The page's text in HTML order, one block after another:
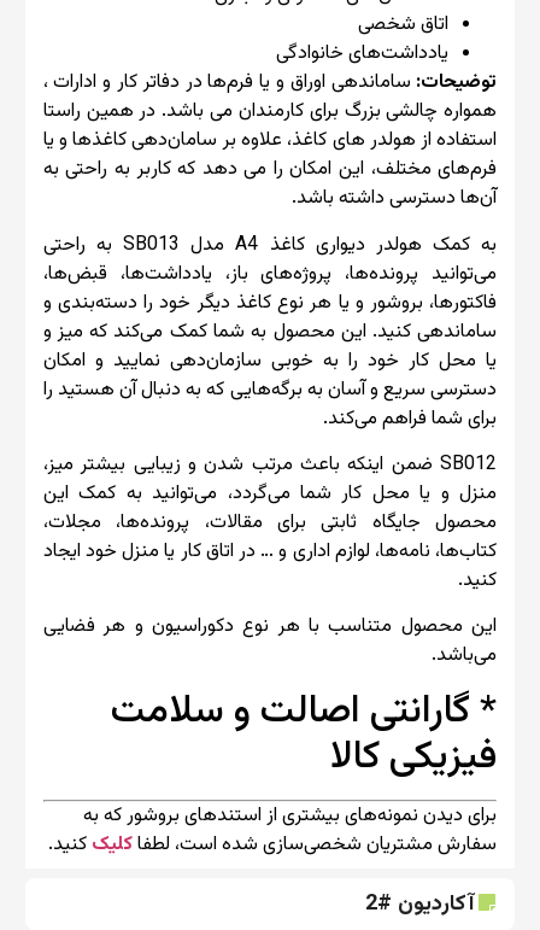
اتاق شخصی
یادداشت‌های خانوادگی
توضیحات: ساماندهی اوراق و یا فرم‌ها در دفاتر کار و ادارات ،
همواره چالشی بزرگ برای کارمندان می باشد. در همین راستا
استفاده از هولدر های کاغذ، علاوه بر سامان‌دهی کاغذ‌ها و یا
فرم‌های مختلف، این امکان را می دهد که کاربر به راحتی به
آن‌ها دسترسی داشته باشد.
به کمک هولدر دیواری کاغذ A4 مدل SB013 به راحتی
می‌توانید پرونده‌ها، پروژه‌های باز، یادداشت‌ها، قبض‌ها،
فاکتورها، بروشور و یا هر نوع کاغذ دیگر خود را دسته‌بندی و
ساماندهی کنید. این محصول به شما کمک می‌کند که میز و
یا محل کار خود را به‌ خوبی سازمان‌دهی نمایید و امکان
دسترسی سریع و آسان به برگه‌هایی که به دنبال آن هستید را
برای شما فراهم می‌کند.
SB012 ضمن اینکه باعث مرتب شدن و زیبایی بیشتر میز،
منزل و یا محل کار شما می‌گردد، می‌توانید به کمک این
محصول جایگاه ثابتی برای مقالات، پرونده‌ها، مجلات،
کتاب‌ها، نامه‌ها، لوازم اداری و … در اتاق کار یا منزل خود ایجاد
کنید.
این محصول متناسب با هر نوع دکوراسیون و هر فضایی
می‌باشد.
* گارانتی اصالت و سلامت
فیزیکی کالا
برای دیدن نمونه‌های بیشتری از استندهای بروشور که به
سفارش مشتریان شخصی‌سازی شده است، لطفاکلیک کنید.
آکاردیون #2